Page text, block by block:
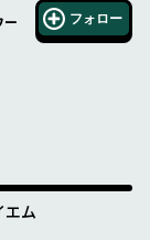
ー フォロー
ム